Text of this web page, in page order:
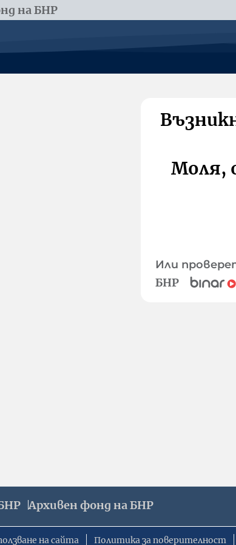
на БНР
Моля,
Или
БНР
Архивен фонд на БНР
на сайта Политика за поверителност